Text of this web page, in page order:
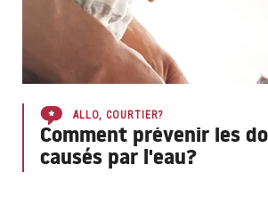
ALLO, COURTIER?
Comment prévenir les
causés par l'eau?